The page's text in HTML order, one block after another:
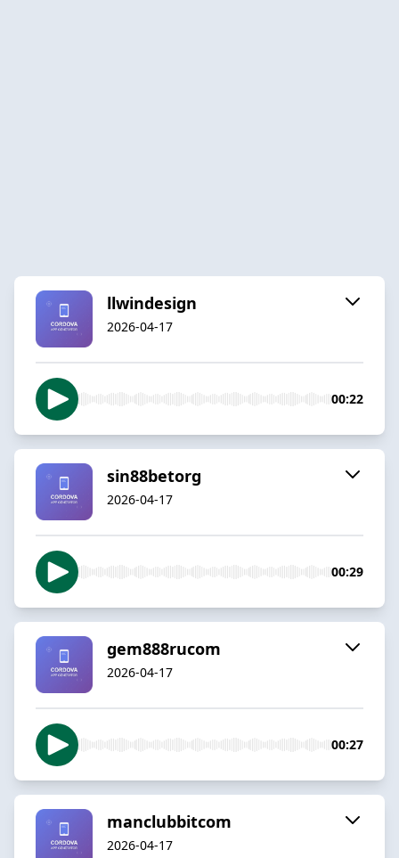
llwindesign
2026-04-17
00:22
sin88betorg
2026-04-17
00:29
gem888rucom
2026-04-17
00:27
manclubbitcom
2026-04-17